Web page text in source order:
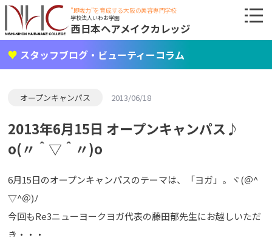
"即戦力"を育成する大阪の美容専門学校
学校法人いわお学園
西日本ヘアメイクカレッジ
スタッフブログ・ビューティーコラム
オープンキャンパス 2013/06/18
2013年6月15日 オープンキャンパス♪
o(〃＾▽＾〃)o
6月15日のオープンキャンパスのテーマは、「ヨガ」。ヾ(＠^
▽^＠)ﾉ
今回もRe3ニューヨークヨガ代表の藤田郁先生にお越しいただ
き・・・